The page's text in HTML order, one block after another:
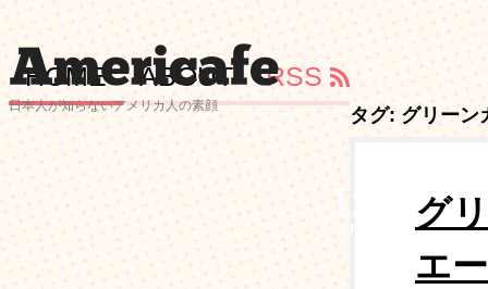
日本人が知らないアメリカ人の素顔
HOME ABOUT RSS
タグ: グリーン
グ
エ
12